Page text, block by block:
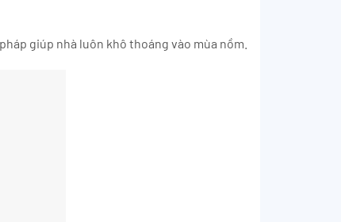
giúp nhà luôn khô thoáng vào mùa nồm.